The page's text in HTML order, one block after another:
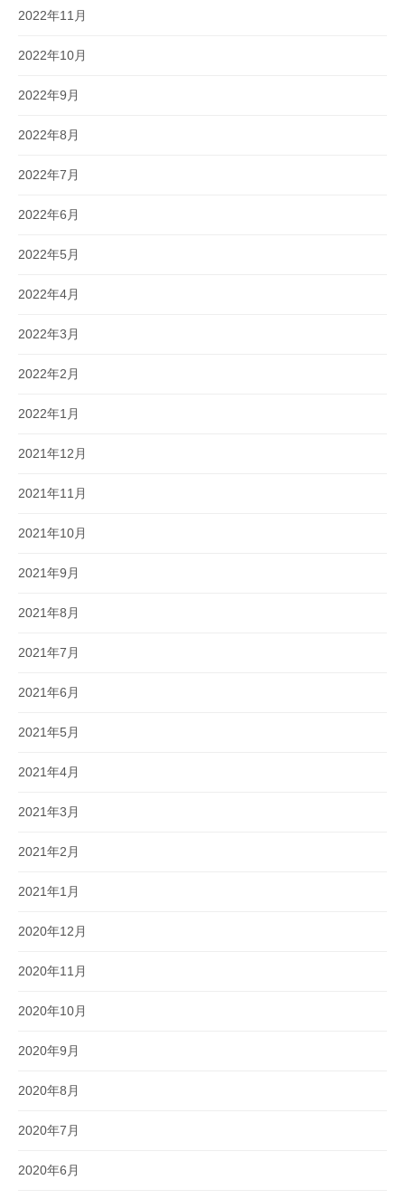
2022年11月
2022年10月
2022年9月
2022年8月
2022年7月
2022年6月
2022年5月
2022年4月
2022年3月
2022年2月
2022年1月
2021年12月
2021年11月
2021年10月
2021年9月
2021年8月
2021年7月
2021年6月
2021年5月
2021年4月
2021年3月
2021年2月
2021年1月
2020年12月
2020年11月
2020年10月
2020年9月
2020年8月
2020年7月
2020年6月